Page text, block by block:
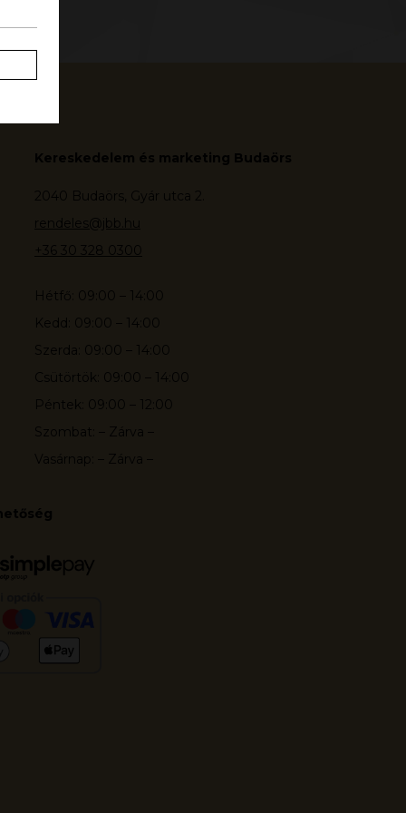
Kereskedelem és marketing Budaörs
2040 Budaörs, Gyár utca 2.
rendeles@jbb.hu
+36 30 328 0300
Hétfő: 09:00 – 14:00
Kedd: 09:00 – 14:00
Szerda: 09:00 – 14:00
Csütörtök: 09:00 – 14:00
Péntek: 09:00 – 12:00
Szombat: – Zárva –
Vasárnap: – Zárva –